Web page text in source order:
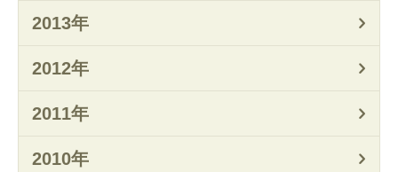
2013年
2012年
2011年
2010年